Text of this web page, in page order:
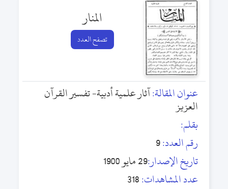
المنار
تصفح العدد
عنوان المقالة:آثار علمية أدبية- تفسير القرآن
العزيز
بقلم:
رقم العدد:9
تاريخ الإصدار:29 مايو 1900
عدد المشاهدات:318